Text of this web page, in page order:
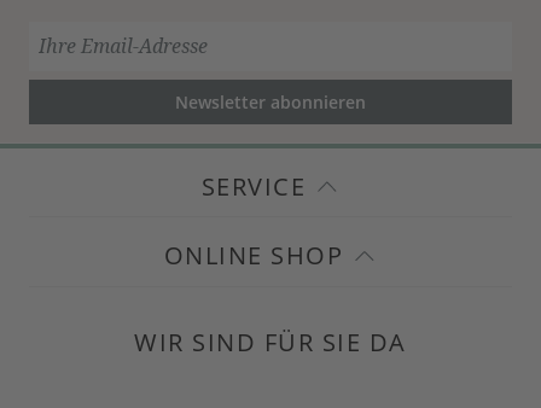
Newsletter abonnieren
SERVICE
ONLINE SHOP
WIR SIND FÜR SIE DA